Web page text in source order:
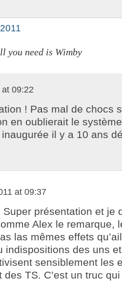
you need is Wimby
09:22
! Pas mal de chocs
en oublierait le
il y a 10 ans
at 09:37
Super présentation et je
Alex le remarque,
las mêmes effets
indispositions des uns
sensiblement les
des TS. C’est un truc